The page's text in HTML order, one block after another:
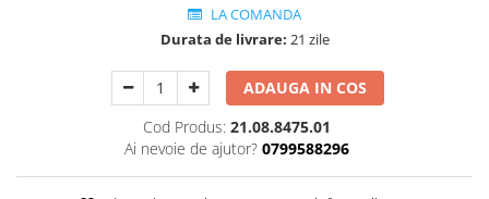
LA COMANDA
Durata de livrare: 21 zile
ADAUGA IN COS
Cod Produs: 21.08.8475.01
Ai nevoie de ajutor? 0799588296